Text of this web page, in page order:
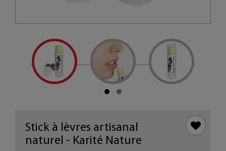
Stick à lèvres artisanal
naturel - Karité Nature